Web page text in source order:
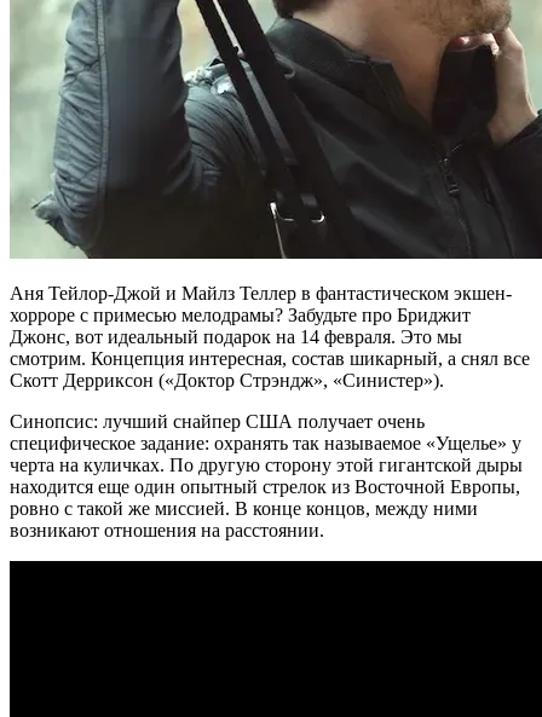
Аня Тейлор-Джой и Майлз Теллер в фантастическом экшен-
хорроре с примесью мелодрамы? Забудьте про Бриджит
Джонс, вот идеальный подарок на 14 февраля. Это мы
смотрим. Концепция интересная, состав шикарный, а снял все
Скотт Дерриксон («Доктор Стрэндж», «Синистер»).
Синопсис: лучший снайпер США получает очень
специфическое задание: охранять так называемое «Ущелье» у
черта на куличках. По другую сторону этой гигантской дыры
находится еще один опытный стрелок из Восточной Европы,
ровно с такой же миссией. В конце концов, между ними
возникают отношения на расстоянии.